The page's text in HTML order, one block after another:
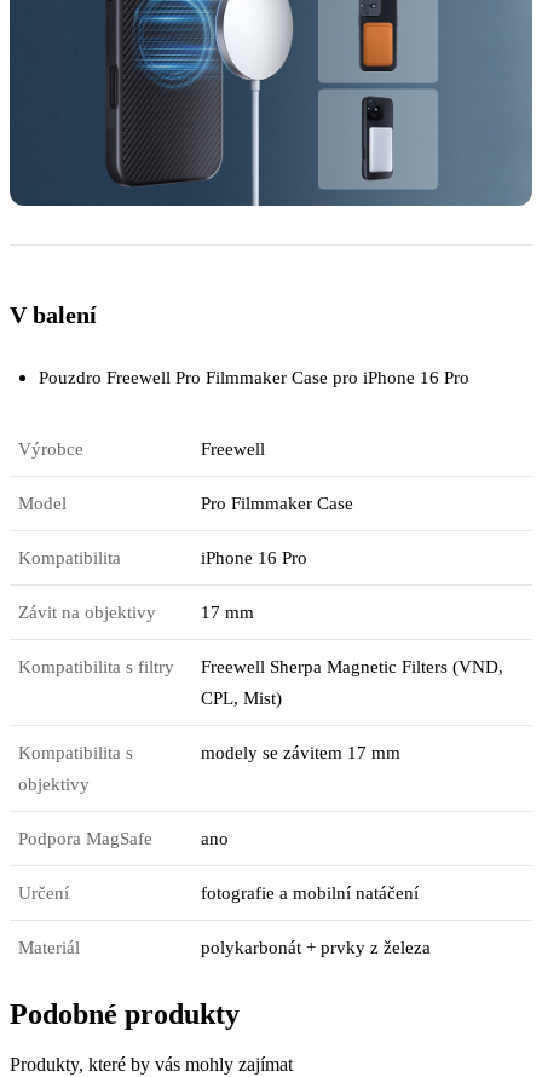
V balení
Pouzdro Freewell Pro Filmmaker Case pro iPhone 16 Pro
Výrobce Freewell
Model Pro Filmmaker Case
Kompatibilita iPhone 16 Pro
Závit na objektivy 17 mm
Kompatibilita s filtry
Freewell Sherpa Magnetic Filters (VND,
CPL, Mist)
Kompatibilita s
objektivy
modely se závitem 17 mm
Podpora MagSafe ano
Určení fotografie a mobilní natáčení
Materiál polykarbonát + prvky z železa
Podobné produkty
Produkty, které by vás mohly zajímat